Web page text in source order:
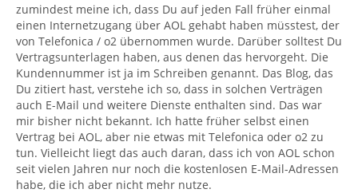
zumindest meine ich, dass Du auf jeden Fall früher einmal
einen Internetzugang über AOL gehabt haben müsstest, der
von Telefonica / o2 übernommen wurde. Darüber solltest Du
Vertragsunterlagen haben, aus denen das hervorgeht. Die
Kundennummer ist ja im Schreiben genannt. Das Blog, das
Du zitiert hast, verstehe ich so, dass in solchen Verträgen
auch E-Mail und weitere Dienste enthalten sind. Das war
mir bisher nicht bekannt. Ich hatte früher selbst einen
Vertrag bei AOL, aber nie etwas mit Telefonica oder o2 zu
tun. Vielleicht liegt das auch daran, dass ich von AOL schon
seit vielen Jahren nur noch die kostenlosen E-Mail-Adressen
habe, die ich aber nicht mehr nutze.